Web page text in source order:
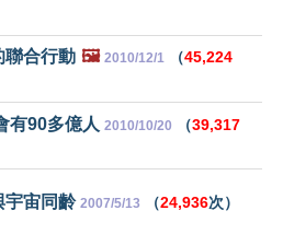
聯合行動 🖼️ 2010/12/1 （45,224
有90多億人 2010/10/20 （39,317
宇宙同齡 2007/5/13 （24,936次）